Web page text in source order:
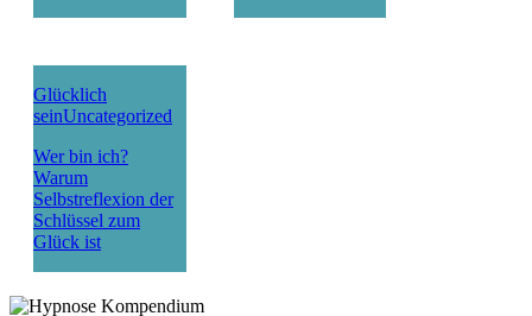
Glücklich
seinUncategorized
Wer bin ich?
Warum
Selbstreflexion der
Schlüssel zum
Glück ist